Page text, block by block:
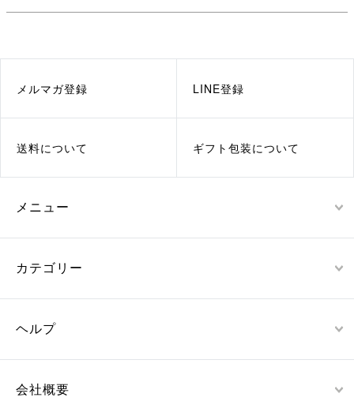
メルマガ登録 LINE登録
送料について ギフト包装について
メニュー
カテゴリー
ヘルプ
会社概要